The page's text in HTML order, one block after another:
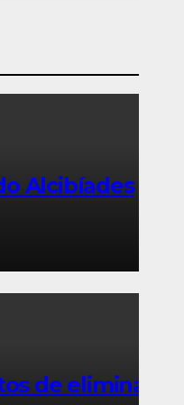
Alcibíades
de eliminar